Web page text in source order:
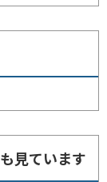
見ています